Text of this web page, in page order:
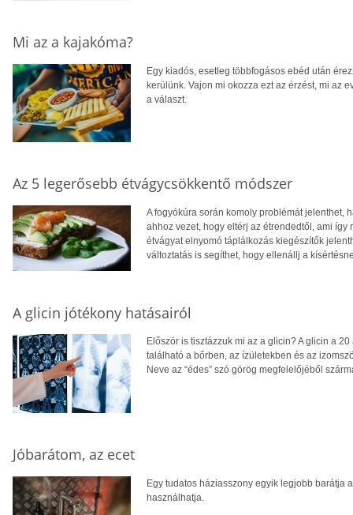
Mi az a kajakóma?
Egy kiadós, esetleg többfogásos ebéd után
kerülünk. Vajon mi okozza ezt az érzést, mi az
a választ.
Az 5 legerősebb étvágycsökkentő módszer
A fogyókúra során komoly problémát jelenthet,
ahhoz vezet, hogy eltérj az étrendedtől, ami
étvágyat elnyomó táplálkozás kiegészítők
változtatás is segíthet, hogy ellenállj a
A glicin jótékony hatásairól
Először is tisztázzuk mi az a glicin? A glicin a
található a bőrben, az ízületekben és az
Neve az “édes” szó görög megfelelőjéből
Jóbarátom, az ecet
Egy tudatos háziasszony egyik legjobb barátja
használhatja.